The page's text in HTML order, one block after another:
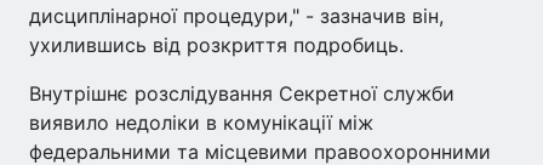
дисциплінарної процедури," - зазначив він,
ухилившись від розкриття подробиць.
Внутрішнє розслідування Секретної служби
виявило недоліки в комунікації між
федеральними та місцевими правоохоронними